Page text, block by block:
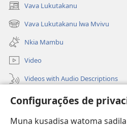
Configurações de
Muna kusadisa watoma
Vava Lukutakanu
(opens
new
window)
Vava Lukutakanu lwa Mvivu
(opens
new
window)
Nkia Mambu
Video
Videos with Audio Descriptions
Vavulula